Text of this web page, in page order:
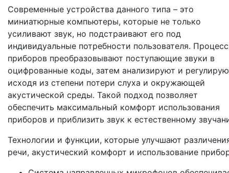
Современные устройства данного типа – это
миниатюрные компьютеры, которые не только
усиливают звук, но подстраивают его под
индивидуальные потребности пользователя.
приборов преобразовывают поступающие звуки в
оцифрованные коды, затем анализируют и
исходя из степени потери слуха и окружающей
акустической среды. Такой подход позволяет
обеспечить максимальный комфорт использования
приборов и приблизить звук к естественному
Технологии и функции, которые улучшают
речи, акустический комфорт и использование